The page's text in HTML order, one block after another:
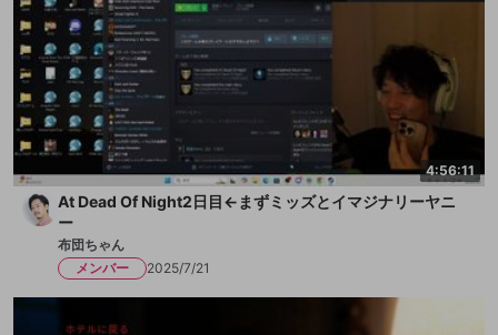
4:56:11
At Dead Of Night2日目←まずミッズとイマジナリーヤニ
ー
布団ちゃん
メンバー
2025/7/21